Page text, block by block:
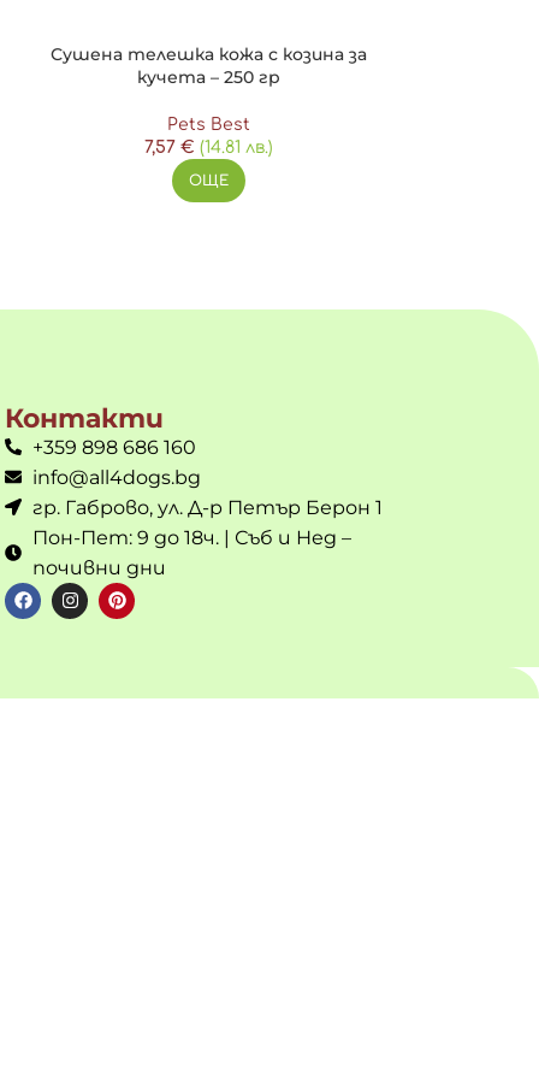
цвекло на прах.
Сушена телешка кожа с козина за
кучета – 250 гр
Pets Best
7,57 € (14.81 лв.)
ОЩЕ
Контакти
+359 898 686 160
info@all4dogs.bg
гр. Габрово, ул. Д-р Петър Берон 1
Пон-Пет: 9 до 18ч. | Съб и Нед –
почивни дни